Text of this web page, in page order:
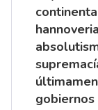
gobiernos